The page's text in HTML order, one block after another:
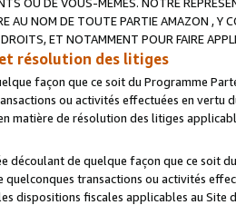
AU NOM DE TOUTE PARTIE AMAZON , Y
ET NOTAMMENT POUR FAIRE
résolution des litiges
façon que ce soit du Programme
ou activités effectuées en vertu
matière de résolution des litiges
découlant de quelque façon que ce soit
quelconques transactions ou activités
dispositions fiscales applicables au Site